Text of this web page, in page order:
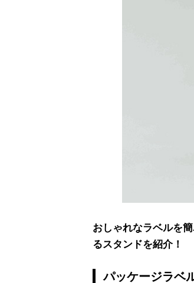
おしゃれなラベルを
るスタンドを紹介！
パッケージラベ